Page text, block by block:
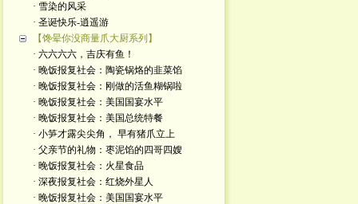
· 雪染的风采
· 圣诞快乐-逍遥游
【馋晕你没商量爪大厨系列】
· 六六六六，吉庆有鱼！
· 晚饭报复社会：陶瓷锅烙的韭菜馅
· 晚饭报复社会：刚做的活鱼糊锅啦
· 晚饭报复社会：美国国宴水平
· 晚饭报复社会：美国总统特餐
· 小笋才露尖尖角， 早有猪爪立上
· 父亲节的礼物：枣泥馅的四哥四嫂
· 晚饭报复社会：火星食品
· 深夜报复社会：红烧外星人
· 晚饭报复社会：美国国宴水平